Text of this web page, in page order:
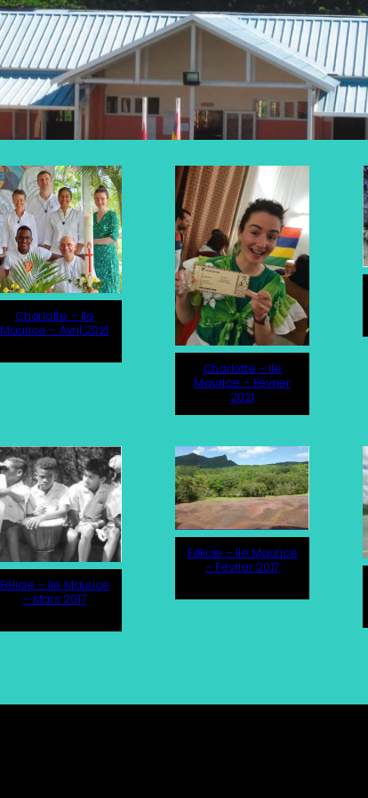
Charlotte – Ile
Maurice – Avril 2021
Charlotte – Ile
Maurice – Février
2021
Félicie – Ile Maurice
– Mars 2017
Félicie – Ile Maurice
– Février 2017